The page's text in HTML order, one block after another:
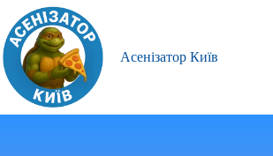
Перейти
сути
Асенізатор Київ